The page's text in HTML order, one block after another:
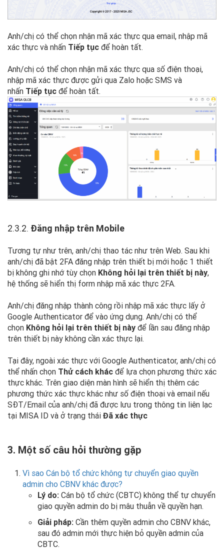
Anh/chị có thể chọn nhận mã xác thực qua email, nhập mã
xác thực và nhấn Tiếp tục để hoàn tất.
Anh/chị có thể chọn nhận mã xác thực qua số điện thoại,
nhập mã xác thực được gửi qua Zalo hoặc SMS và
nhấn Tiếp tục để hoàn tất.
2.3.2. Đăng nhập trên Mobile
Tương tự như trên, anh/chị thao tác như trên Web. Sau khi
anh/chị đã bật 2FA đăng nhập trên thiết bị mới hoặc 1 thiết
bị không ghi nhớ tùy chọn Không hỏi lại trên thiết bị này,
hệ thống sẽ hiển thị form nhập mã xác thực 2FA.
Anh/chị đăng nhập thành công rồi nhập mã xác thực lấy ở
Google Authenticator để vào ứng dụng. Anh/chị có thể
chọn Không hỏi lại trên thiết bị này để lần sau đăng nhập
trên thiết bị này không cần xác thực lại.
Tại đây, ngoài xác thực với Google Authenticator, anh/chị có
thể nhấn chọn Thử cách khác để lựa chọn phương thức xác
thực khác. Trên giao diện màn hình sẽ hiển thị thêm các
phương thức xác thực khác như số điện thoại và email nếu
SĐT/Email của anh/chị đã được lưu trong thông tin liên lạc
tại MISA ID và ở trạng thái Đã xác thực
3. Một số câu hỏi thường gặp
Vì sao Cán bộ tổ chức không tự chuyển giao quyền
admin cho CBNV khác được?
Lý do: Cán bộ tổ chức (CBTC) không thể tự chuyển
giao quyền admin do bị mâu thuẫn về quyền hạn.
Giải pháp: Cần thêm quyền admin cho CBNV khác,
sau đó admin mới thực hiện bỏ quyền admin của
CBTC.